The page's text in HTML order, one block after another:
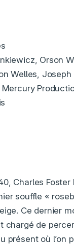
Orson
Welles,
Charles
souffle «
Ce dernier
chargé de
présent où